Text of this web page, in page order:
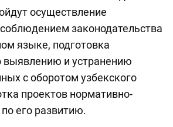
осуществление
законодательства
языке, подготовка
выявлению и устранению
с оборотом узбекского
проектов нормативно-
его развитию.